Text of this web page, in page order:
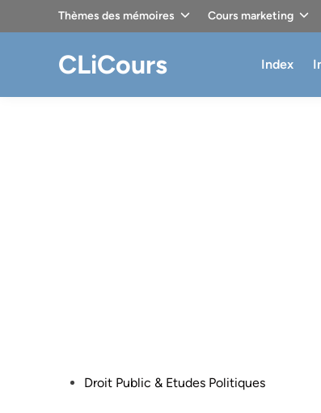
Thèmes des mémoires Cours marketing
CLiCours Index
PostedDroit Public & Etudes Politiques